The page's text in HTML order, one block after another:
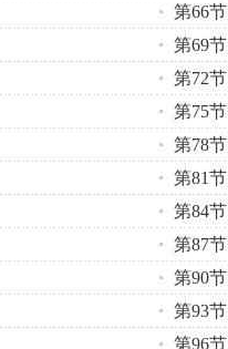
第66节
第69节
第72节
第75节
第78节
第81节
第84节
第87节
第90节
第93节
第96节